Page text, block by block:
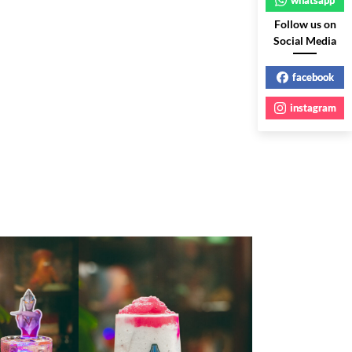
Follow us on
Social Media
facebook
instagram